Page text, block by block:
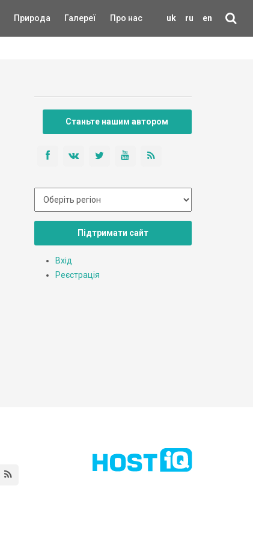
uk ru en
Природа Галереї Про нас
Станьте нашим автором
Підтримати сайт
Вхід
Реєстрація